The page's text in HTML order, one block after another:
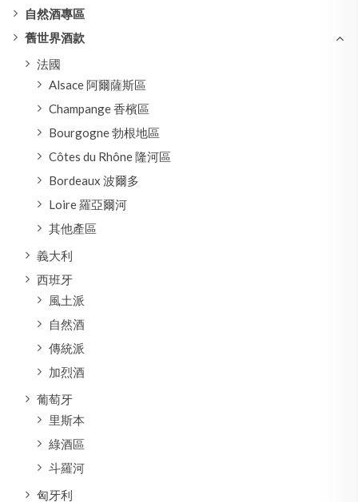
自然酒專區
舊世界酒款
法國
Alsace 阿爾薩斯區
Champange 香檳區
Bourgogne 勃根地區
Côtes du Rhône 隆河區
Bordeaux 波爾多
Loire 羅亞爾河
其他產區
義大利
西班牙
風土派
自然酒
傳統派
加烈酒
葡萄牙
里斯本
綠酒區
斗羅河
匈牙利